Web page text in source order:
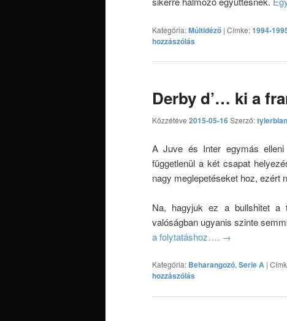
Kategória:Múltidéző | Címke:1994-
hozzászólás
Derby d’… ki a
Közzétéve 2015-05-16Szerző:
A Juve és Inter egymás elleni
függetlenül a két csapat
nagy meglepetéseket hoz, ezért
Na, hagyjuk ez a bullshitet a
valóságban ugyanis szinte
a folytatáshoz…. →
Kategória: Beharangozó, Serie A |
hozzászólás